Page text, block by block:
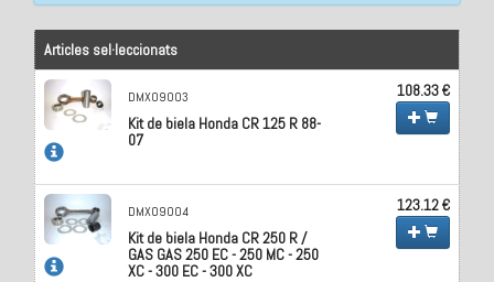
Articles sel·leccionats
DMX09003
Kit de biela Honda CR 125 R 88-
07
108.33 €
DMX09004
Kit de biela Honda CR 250 R /
GAS GAS 250 EC - 250 MC - 250
XC - 300 EC - 300 XC
123.12 €